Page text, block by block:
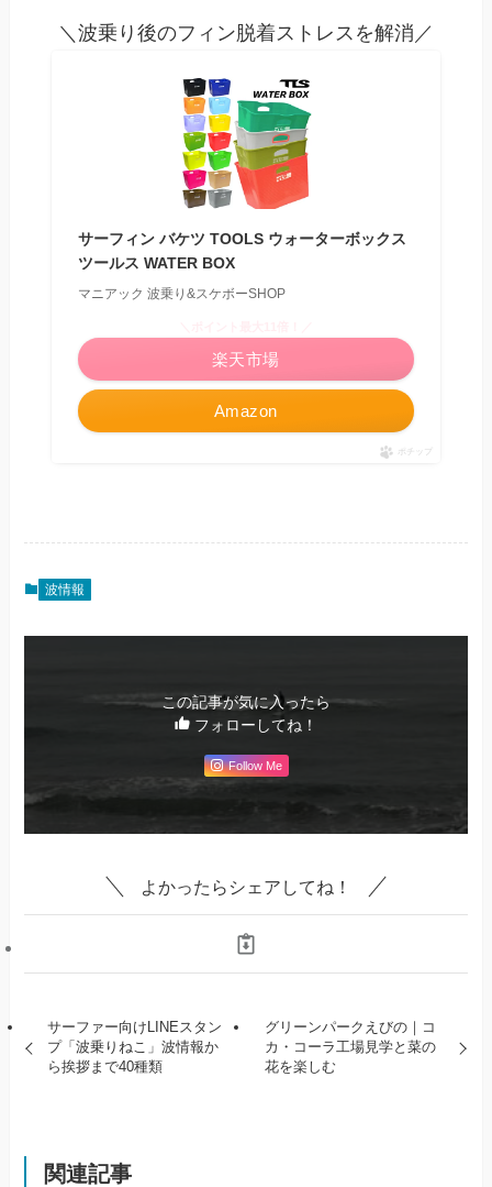
＼波乗り後のフィン脱着ストレスを解消／
サーフィン バケツ TOOLS ウォーターボックス
ツールス WATER BOX
マニアック 波乗り&スケボーSHOP
Amazon
楽天市場
ポチップ
波情報
この記事が気に入ったら
フォローしてね！
Follow Me
よかったらシェアしてね！
サーファー向けLINEスタン
プ「波乗りねこ」波情報か
ら挨拶まで40種類
グリーンパークえびの｜コ
カ・コーラ工場見学と菜の
花を楽しむ
関連記事